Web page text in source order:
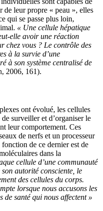
de leur propre « peau », elles
qui se passe plus loin,
« Une cellule hépatique
elle avoir une réaction
chez vous ? Le contrôle des
à la survie d’une
à son système centralisé de
2006, 161).
ont évolué, les cellules
surveiller et d’organiser le
leur comportement. Ces
de nerfs et un processeur
de ce dernier est de
dans la
cellule d’une communauté
autorité consciente, le
des cellules du corps.
lorsque nous accusons les
de santé qui nous affectent »